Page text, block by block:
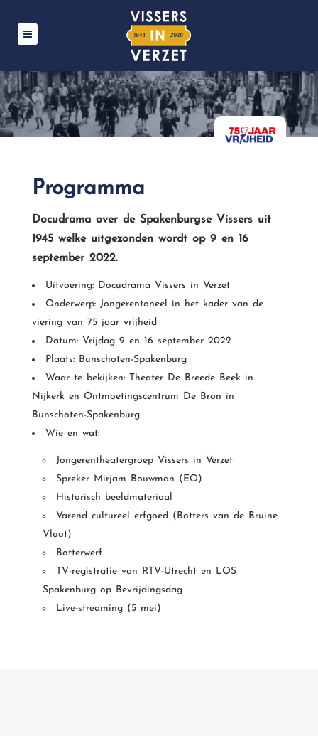
Programma
Docudrama over de Spakenburgse Vissers uit
1945 welke uitgezonden wordt op 9 en 16
september 2022.
Uitvoering: Docudrama Vissers in Verzet
Onderwerp: Jongerentoneel in het kader van de
viering van 75 jaar vrijheid
Datum: Vrijdag 9 en 16 september 2022
Plaats: Bunschoten-Spakenburg
Waar te bekijken: Theater De Breede Beek in
Nijkerk en Ontmoetingscentrum De Bron in
Bunschoten-Spakenburg
Wie en wat:
Jongerentheatergroep Vissers in Verzet
Spreker Mirjam Bouwman (EO)
Historisch beeldmateriaal
Varend cultureel erfgoed (Botters van de Bruine
Vloot)
Botterwerf
TV-registratie van RTV-Utrecht en LOS
Spakenburg op Bevrijdingsdag
Live-streaming (5 mei)